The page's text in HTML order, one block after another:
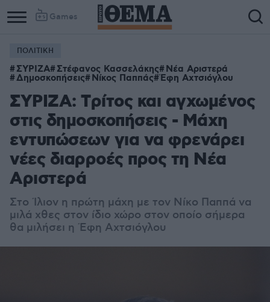
Games
ΠΟΛΙΤΙΚΗ
ΣΥΡΙΖΑ Στέφανος Κασσελάκης Νέα Αριστερά
Δημοσκοπήσεις Νίκος Παππάς Έφη Αχτσιόγλου
ΣΥΡΙΖΑ: Tρίτος και αγχωμένος
στις δημοσκοπήσεις - Μάχη
εντυπώσεων για να φρενάρει
νέες διαρροές προς τη Νέα
Αριστερά
Στο Ίλιον η πρώτη μάχη με τον Νίκο Παππά να
μιλά χθες στον ίδιο χώρο στον οποίο σήμερα
θα μιλήσει η Έφη Αχτσιόγλου